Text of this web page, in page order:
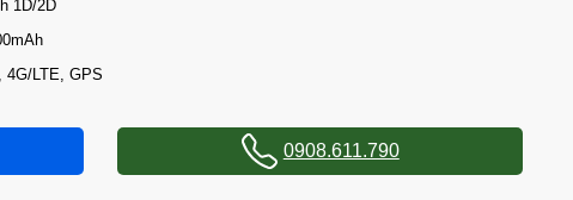
1D/2D
4G/LTE, GPS
0908.611.790